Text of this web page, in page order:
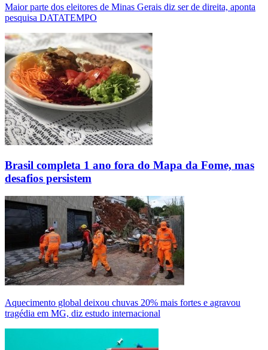
Maior parte dos eleitores de Minas Gerais diz ser de direita, aponta
pesquisa DATATEMPO
Brasil completa 1 ano fora do Mapa da Fome, mas
desafios persistem
Aquecimento global deixou chuvas 20% mais fortes e agravou
tragédia em MG, diz estudo internacional